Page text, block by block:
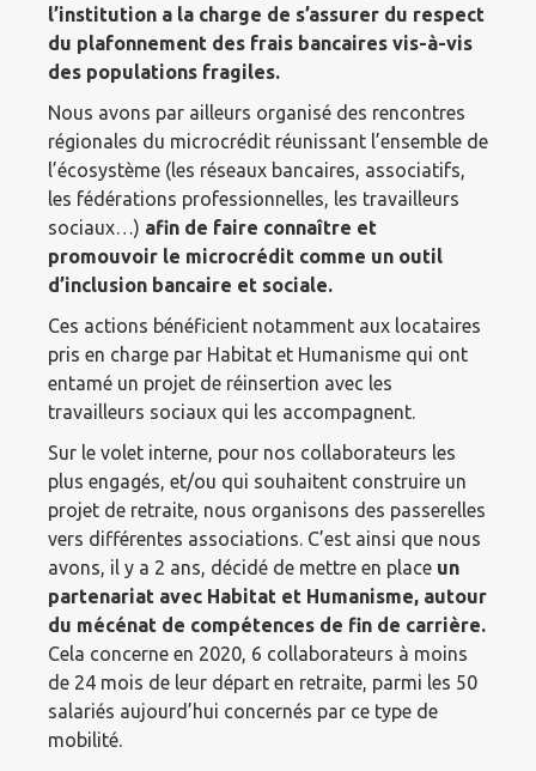
l’institution a la charge de s’assurer du respect
du plafonnement des frais bancaires vis-à-vis
des populations fragiles.
Nous avons par ailleurs organisé des rencontres
régionales du microcrédit réunissant l’ensemble de
l’écosystème (les réseaux bancaires, associatifs,
les fédérations professionnelles, les travailleurs
sociaux…) afin de faire connaître et
promouvoir le microcrédit comme un outil
d’inclusion bancaire et sociale.
Ces actions bénéficient notamment aux locataires
pris en charge par Habitat et Humanisme qui ont
entamé un projet de réinsertion avec les
travailleurs sociaux qui les accompagnent.
Sur le volet interne, pour nos collaborateurs les
plus engagés, et/ou qui souhaitent construire un
projet de retraite, nous organisons des passerelles
vers différentes associations. C’est ainsi que nous
avons, il y a 2 ans, décidé de mettre en place un
partenariat avec Habitat et Humanisme, autour
du mécénat de compétences de fin de carrière.
Cela concerne en 2020, 6 collaborateurs à moins
de 24 mois de leur départ en retraite, parmi les 50
salariés aujourd’hui concernés par ce type de
mobilité.